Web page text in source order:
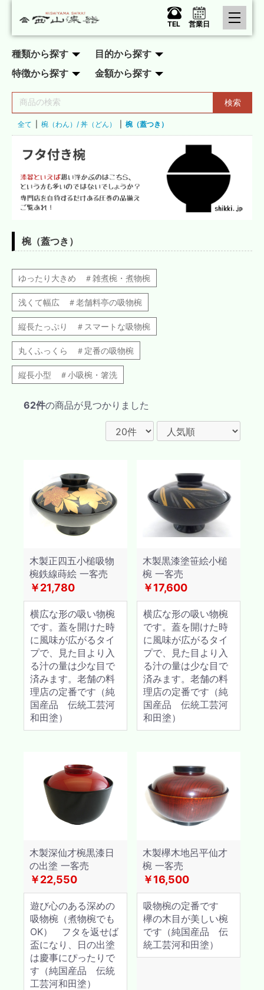
TEL 営業日
種類から探す
目的から探す
特徴から探す
金額から探す
検索
全て 椀（わん）/ 丼（どん） 椀（蓋つき）
椀（蓋つき）
ゆったり大きめ ＃雑煮椀・煮物椀
浅くて幅広 ＃老舗料亭の吸物椀
縦長たっぷり ＃スマートな吸物椀
丸くふっくら ＃定番の吸物椀
縦長小型 ＃小吸椀・箸洗
62件の商品が見つかりました
木製正四五小槌吸物
椀鉄線蒔絵 一客売
￥21,780
横広な形の吸い物椀
です。蓋を開けた時
に風味が広がるタイ
プで、見た目より入
る汁の量は少な目で
済みます。老舗の料
理店の定番です（純
国産品 伝統工芸河
和田塗）
木製黒漆塗笹絵小槌
椀 一客売
￥17,600
横広な形の吸い物椀
です。蓋を開けた時
に風味が広がるタイ
プで、見た目より入
る汁の量は少な目で
済みます。老舗の料
理店の定番です（純
国産品 伝統工芸河
和田塗）
木製深仙才椀黒漆日
の出塗 一客売
￥22,550
遊び心のある深めの
吸物椀（煮物椀でも
OK） フタを返せば
盃になり、日の出塗
は慶事にぴったりで
す（純国産品 伝統
工芸河和田塗）
木製欅木地呂平仙才
椀 一客売
￥16,500
吸物椀の定番です
欅の木目が美しい椀
です（純国産品 伝
統工芸河和田塗）